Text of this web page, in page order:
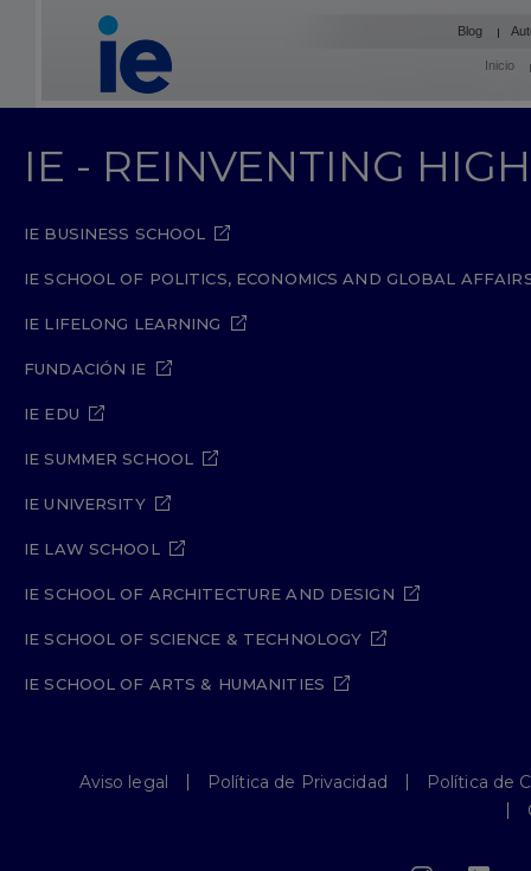
Blog
Inicio
IE - REINVENTING
IE BUSINESS SCHOOL
IE SCHOOL OF POLITICS, ECONOMICS AND GLOBAL
IE LIFELONG LEARNING
FUNDACIÓN IE
IE EDU
IE SUMMER SCHOOL
IE UNIVERSITY
IE LAW SCHOOL
IE SCHOOL OF ARCHITECTURE AND DESIGN
IE SCHOOL OF SCIENCE & TECHNOLOGY
IE SCHOOL OF ARTS & HUMANITIES
Aviso legal Política de Privacidad
Política de